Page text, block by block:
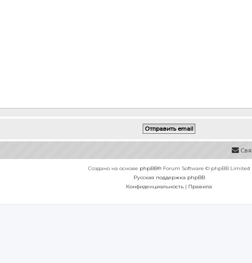
Создано на основе phpBB® Forum Software © phpBB Limited
Русская поддержка phpBB
Конфиденциальность | Правила